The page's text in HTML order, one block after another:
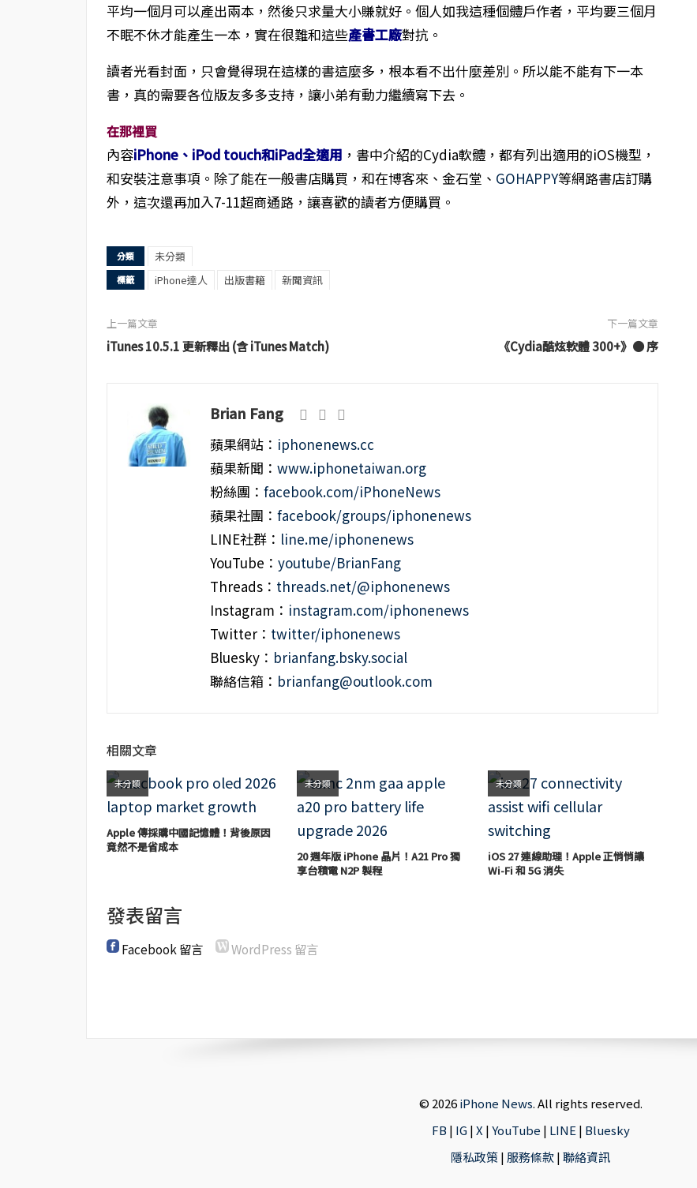
平均一個月可以產出兩本，然後只求量大小賺就好。個人如我這種個體戶作者，平均要三個月
不眠不休才能產生一本，實在很難和這些產書工廠對抗。
讀者光看封面，只會覺得現在這樣的書這麼多，根本看不出什麼差別。所以能不能有下一本
書，真的需要各位版友多多支持，讓小弟有動力繼續寫下去。
在那裡買
內容iPhone、iPod touch和iPad全適用 ，書中介紹的Cydia軟體，都有列出適用的iOS機型，
和安裝注意事項。除了能在一般書店購買，和在博客來、金石堂、 GOHAPPY等網路書店訂購
外，這次還再加入7-11超商通路，讓喜歡的讀者方便購買。
分類 未分類
標籤 iPhone達人 出版書籍 新聞資訊
上一篇文章
iTunes 10.5.1 更新釋出 (含 iTunes Match)
下一篇文章
《Cydia酷炫軟體 300+》● 序
Brian Fang
蘋果網站： iphonenews.cc
蘋果新聞： www.iphonetaiwan.org
粉絲團： facebook.com/iPhoneNews
蘋果社團： facebook/groups/iphonenews
LINE社群： line.me/iphonenews
YouTube： youtube/BrianFang
Threads： threads.net/@iphonenews
Instagram： instagram.com/iphonenews
Twitter： twitter/iphonenews
Bluesky： brianfang.bsky.social
聯絡信箱： brianfang@outlook.com
相關文章
未分類
Apple 傳採購中國記憶體！背後原因
竟然不是省成本
未分類
20 週年版 iPhone 晶片！A21 Pro 獨
享台積電 N2P 製程
未分類
iOS 27 連線助理！Apple 正悄悄讓
Wi-Fi 和 5G 消失
發表留言
Facebook 留言 WordPress 留言
© 2026iPhone News. All rights reserved.
FB | IG|X |YouTube | LINE | Bluesky
隱私政策| 服務條款|聯絡資訊